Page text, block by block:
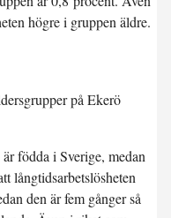
högre i gruppen äldre.
födda i Sverige, medan
långtidsarbetslösheten
den är fem gånger så